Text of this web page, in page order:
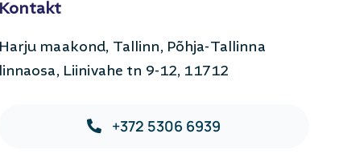
Kontakt
Harju maakond, Tallinn, Põhja-Tallinna
linnaosa, Liinivahe tn 9-12, 11712
+372 5306 6939